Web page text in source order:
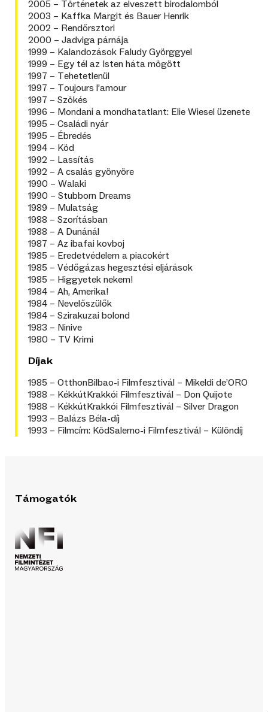
2005 – Történetek az elveszett birodalomból
2003 – Kaffka Margit és Bauer Henrik
2002 – Rendőrsztori
2000 – Jadviga párnája
1999 – Kalandozások Faludy Györggyel
1999 – Egy tél az Isten háta mögött
1997 – Tehetetlenül
1997 – Toujours l’amour
1997 – Szökés
1996 – Mondani a mondhatatlant: Elie Wiesel üzenete
1995 – Családi nyár
1995 – Ébredés
1994 – Köd
1992 – Lassítás
1992 – A csalás gyönyöre
1990 – Walaki
1990 – Stubborn Dreams
1989 – Mulatság
1988 – Szorításban
1988 – A Dunánál
1987 – Az ibafai kovboj
1985 – Eredetvédelem a piacokért
1985 – Védőgázas hegesztési eljárások
1985 – Higgyetek nekem!
1984 – Ah, Amerika!
1984 – Nevelőszülők
1984 – Szirakuzai bolond
1983 – Ninive
1980 – TV Krimi
Díjak
1985 – OtthonBilbao-i Filmfesztivál – Mikeldi de’ORO
1988 – KékkútKrakkói Filmfesztivál – Don Quijote
1988 – KékkútKrakkói Filmfesztivál – Silver Dragon
1993 – Balázs Béla-díj
1993 – Filmcím: KödSalerno-i Filmfesztivál – Különdíj
Támogatók